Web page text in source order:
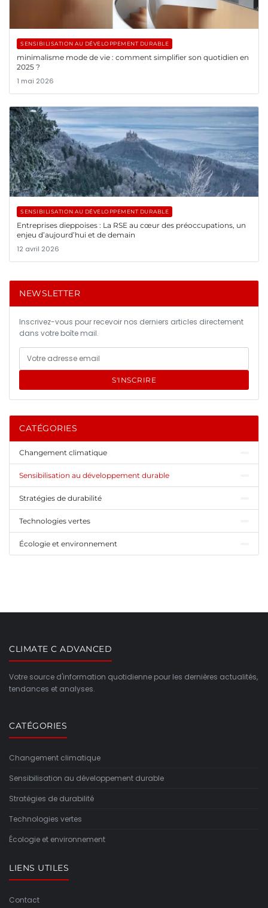
SENSIBILISATION AU DÉVELOPPEMENT DURABLE
minimalisme mode de vie : comment simplifier son quotidien en
2025 ?
1 mai 2026
SENSIBILISATION AU DÉVELOPPEMENT DURABLE
Entreprises dieppoises : La RSE au cœur des préoccupations, un
enjeu d’aujourd’hui et de demain
12 avril 2026
NEWSLETTER
Inscrivez-vous pour recevoir nos derniers articles directement
dans votre boîte mail.
S'INSCRIRE
CATÉGORIES
Changement climatique
Sensibilisation au développement durable
Stratégies de durabilité
Technologies vertes
Écologie et environnement
CLIMATE C ADVANCED
Votre source d'information quotidienne pour les dernières actualités,
tendances et analyses.
CATÉGORIES
Changement climatique
Sensibilisation au développement durable
Stratégies de durabilité
Technologies vertes
Écologie et environnement
LIENS UTILES
Contact